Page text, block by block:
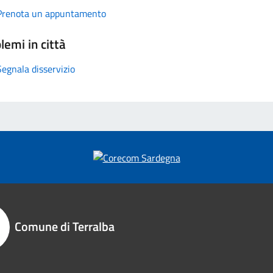
un appuntamento
in città
disservizio
Comune di Terralba